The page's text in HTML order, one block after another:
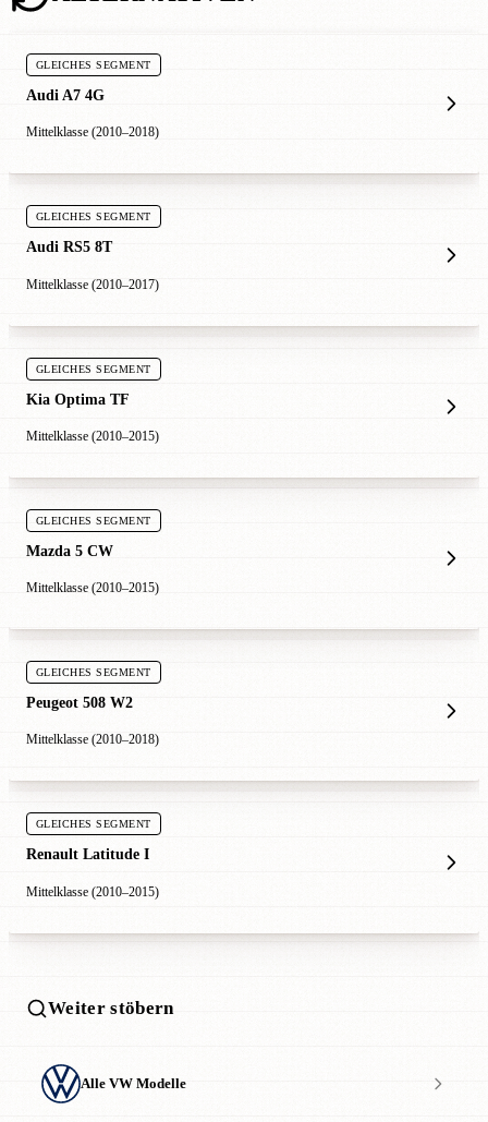
GLEICHES SEGMENT
Audi A7 4G
Mittelklasse (2010–2018)
GLEICHES SEGMENT
Audi RS5 8T
Mittelklasse (2010–2017)
GLEICHES SEGMENT
Kia Optima TF
Mittelklasse (2010–2015)
GLEICHES SEGMENT
Mazda 5 CW
Mittelklasse (2010–2015)
GLEICHES SEGMENT
Peugeot 508 W2
Mittelklasse (2010–2018)
GLEICHES SEGMENT
Renault Latitude I
Mittelklasse (2010–2015)
Weiter stöbern
Alle VW Modelle